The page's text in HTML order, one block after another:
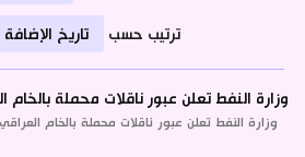
ترتيب حسب
وزارة النفط تعلن عبور ناقلات محملة
وزارة النفط تعلن عبور ناقلات محملة بالخام